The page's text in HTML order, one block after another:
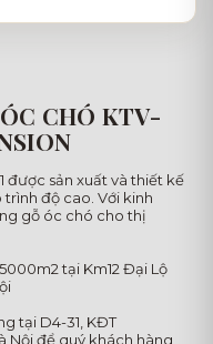
CHÓ KTV-
được sản xuất và thiết kế
độ cao. Với kinh
gỗ óc chó cho thị
tại Km12 Đại Lộ
tại D4-31, KĐT
Nội để quý khách hàng